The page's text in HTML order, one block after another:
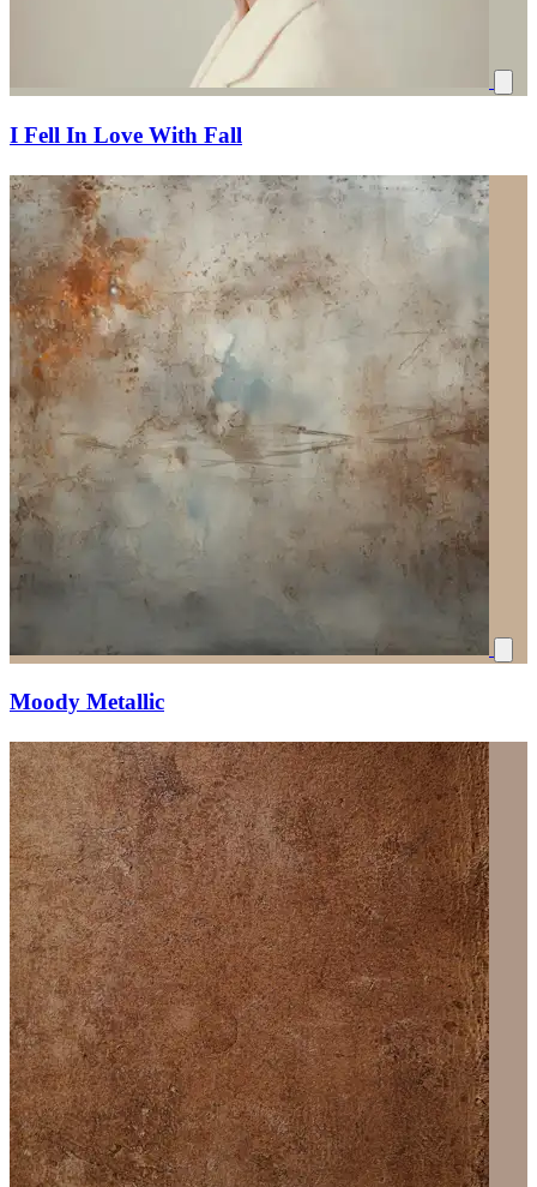
I Fell In Love With Fall
Moody Metallic